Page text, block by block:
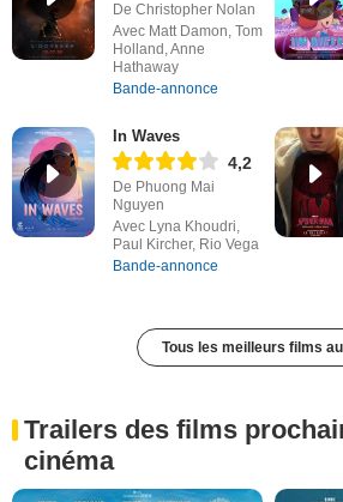
De Christopher Nolan
Avec Matt Damon, Tom
Holland, Anne
Hathaway
Bande-annonce
In Waves
4,2
De Phuong Mai
Nguyen
Avec Lyna Khoudri,
Paul Kircher, Rio Vega
Bande-annonce
Tous les meilleurs films
Trailers des films
cinéma